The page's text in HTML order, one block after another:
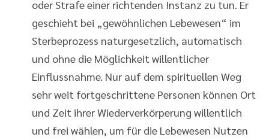
oder Strafe einer richtenden Instanz zu tun. Er
geschieht bei „gewöhnlichen Lebewesen“ im
Sterbeprozess naturgesetzlich, automatisch
und ohne die Möglichkeit willentlicher
Einflussnahme. Nur auf dem spirituellen Weg
sehr weit fortgeschrittene Personen können Ort
und Zeit ihrer Wiederverkörperung willentlich
und frei wählen, um für die Lebewesen Nutzen